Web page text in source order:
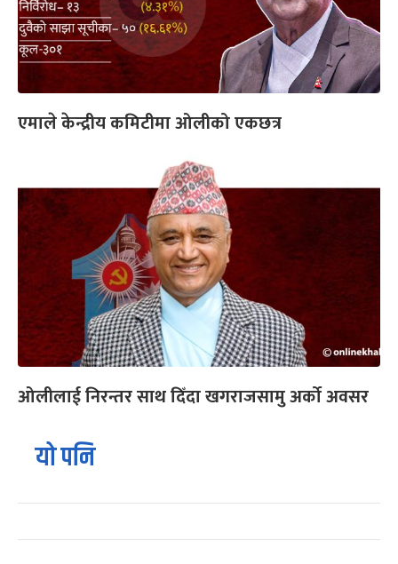
एमाले केन्द्रीय कमिटीमा ओलीको एकछत्र
ओलीलाई निरन्तर साथ दिँदा खगराजसामु अर्को अवसर
यो पनि